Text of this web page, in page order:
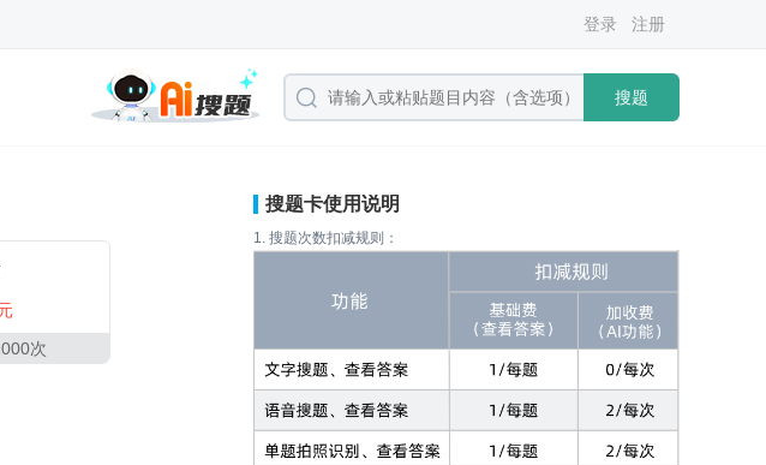
登录 注册
搜题
次
搜题卡使用说明
1. 搜题次数扣减规则：